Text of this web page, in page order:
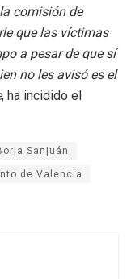
comisión de
que las víctimas
a pesar de que sí
no les avisó es el
, ha incidido el
Sanjuán
de Valencia